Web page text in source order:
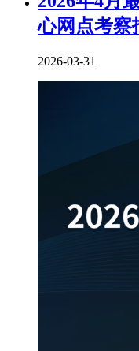
心网点考察
2026-03-31